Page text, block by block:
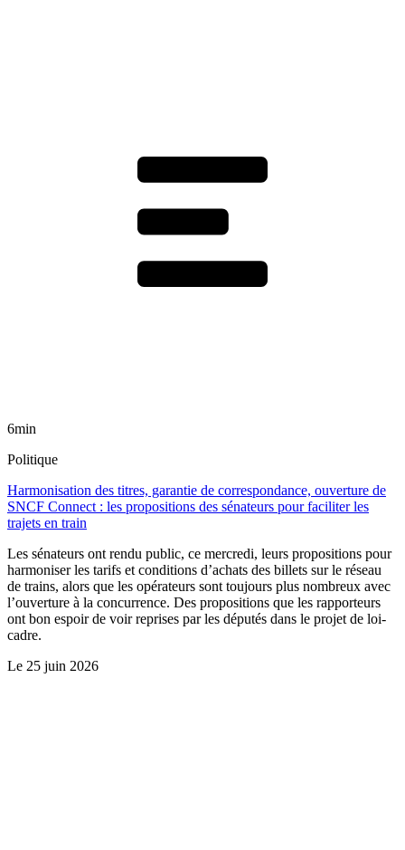
6min
Politique
Harmonisation des titres, garantie de correspondance, ouverture de
SNCF Connect : les propositions des sénateurs pour faciliter les
trajets en train
Les sénateurs ont rendu public, ce mercredi, leurs propositions pour
harmoniser les tarifs et conditions d’achats des billets sur le réseau
de trains, alors que les opérateurs sont toujours plus nombreux avec
l’ouverture à la concurrence. Des propositions que les rapporteurs
ont bon espoir de voir reprises par les députés dans le projet de loi-
cadre.
Le 25 juin 2026